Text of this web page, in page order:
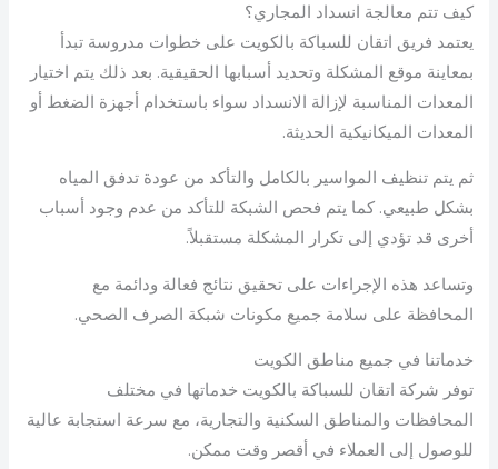
كيف تتم معالجة انسداد المجاري؟
يعتمد فريق اتقان للسباكة بالكويت على خطوات مدروسة تبدأ
بمعاينة موقع المشكلة وتحديد أسبابها الحقيقية. بعد ذلك يتم اختيار
المعدات المناسبة لإزالة الانسداد سواء باستخدام أجهزة الضغط أو
المعدات الميكانيكية الحديثة.
ثم يتم تنظيف المواسير بالكامل والتأكد من عودة تدفق المياه
بشكل طبيعي. كما يتم فحص الشبكة للتأكد من عدم وجود أسباب
أخرى قد تؤدي إلى تكرار المشكلة مستقبلاً.
وتساعد هذه الإجراءات على تحقيق نتائج فعالة ودائمة مع
المحافظة على سلامة جميع مكونات شبكة الصرف الصحي.
خدماتنا في جميع مناطق الكويت
توفر شركة اتقان للسباكة بالكويت خدماتها في مختلف
المحافظات والمناطق السكنية والتجارية، مع سرعة استجابة عالية
للوصول إلى العملاء في أقصر وقت ممكن.